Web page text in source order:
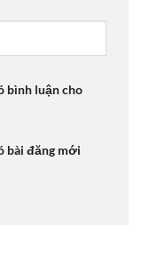
bình luận cho
bài đăng mới